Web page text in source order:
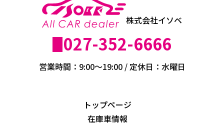
株式会社イソベ
027-352-6666
営業時間：9:00～19:00 / 定休日：水曜日
トップページ
在庫車情報